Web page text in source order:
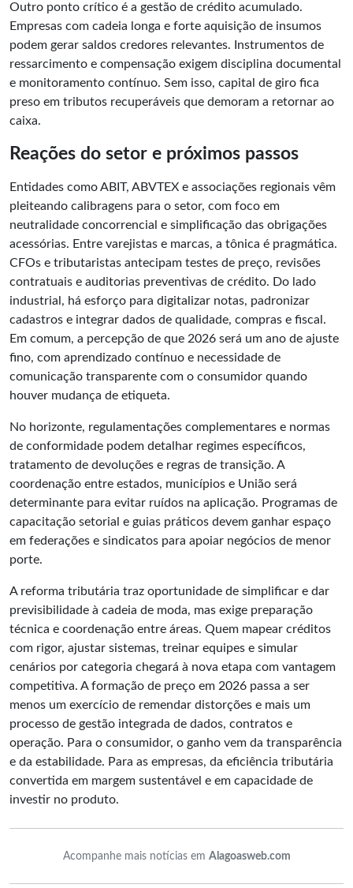
Outro ponto crítico é a gestão de crédito acumulado.
Empresas com cadeia longa e forte aquisição de insumos
podem gerar saldos credores relevantes. Instrumentos de
ressarcimento e compensação exigem disciplina documental
e monitoramento contínuo. Sem isso, capital de giro fica
preso em tributos recuperáveis que demoram a retornar ao
caixa.
Reações do setor e próximos passos
Entidades como ABIT, ABVTEX e associações regionais vêm
pleiteando calibragens para o setor, com foco em
neutralidade concorrencial e simplificação das obrigações
acessórias. Entre varejistas e marcas, a tônica é pragmática.
CFOs e tributaristas antecipam testes de preço, revisões
contratuais e auditorias preventivas de crédito. Do lado
industrial, há esforço para digitalizar notas, padronizar
cadastros e integrar dados de qualidade, compras e fiscal.
Em comum, a percepção de que 2026 será um ano de ajuste
fino, com aprendizado contínuo e necessidade de
comunicação transparente com o consumidor quando
houver mudança de etiqueta.
No horizonte, regulamentações complementares e normas
de conformidade podem detalhar regimes específicos,
tratamento de devoluções e regras de transição. A
coordenação entre estados, municípios e União será
determinante para evitar ruídos na aplicação. Programas de
capacitação setorial e guias práticos devem ganhar espaço
em federações e sindicatos para apoiar negócios de menor
porte.
A reforma tributária traz oportunidade de simplificar e dar
previsibilidade à cadeia de moda, mas exige preparação
técnica e coordenação entre áreas. Quem mapear créditos
com rigor, ajustar sistemas, treinar equipes e simular
cenários por categoria chegará à nova etapa com vantagem
competitiva. A formação de preço em 2026 passa a ser
menos um exercício de remendar distorções e mais um
processo de gestão integrada de dados, contratos e
operação. Para o consumidor, o ganho vem da transparência
e da estabilidade. Para as empresas, da eficiência tributária
convertida em margem sustentável e em capacidade de
investir no produto.
Acompanhe mais notícias em Alagoasweb.com